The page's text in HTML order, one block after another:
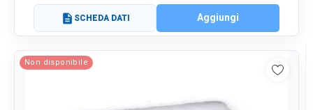
description SCHEDA DATI Aggiungi
Non disponibile